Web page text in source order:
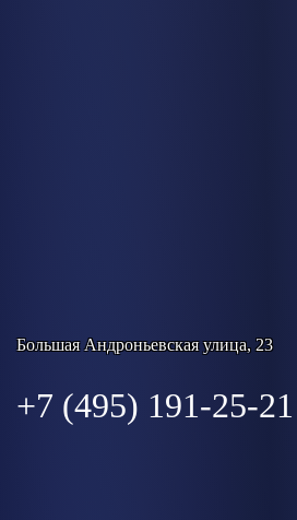
Большая Андроньевская улица, 23
+7 (495) 191-25-21